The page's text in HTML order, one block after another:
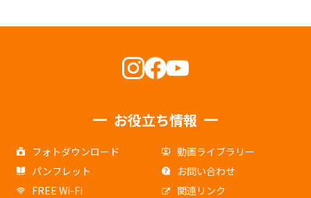
お役立ち情報
フォトダウンロード
動画ライブラリー
パンフレット
お問い合わせ
FREE Wi-Fi
関連リンク